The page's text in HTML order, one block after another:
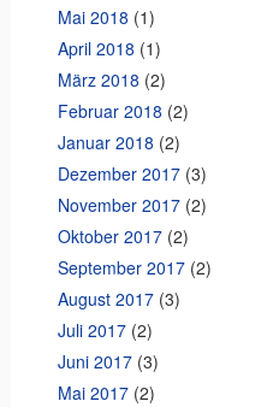
Mai 2018 (1)
April 2018 (1)
März 2018 (2)
Februar 2018 (2)
Januar 2018 (2)
Dezember 2017(3)
November 2017(2)
Oktober 2017(2)
September 2017(2)
August 2017(3)
Juli 2017(2)
Juni 2017(3)
Mai 2017(2)